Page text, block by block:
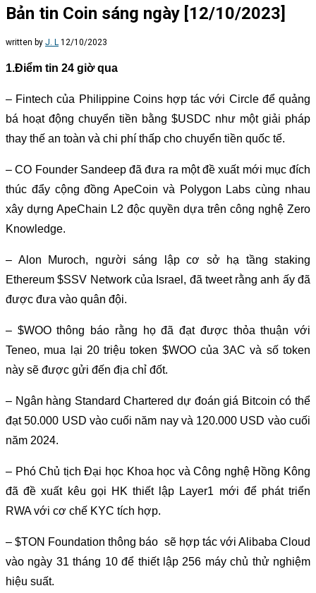
Bản tin Coin sáng ngày [12/10/2023]
written by J. L 12/10/2023
1.Điểm tin 24 giờ qua
– Fintech của Philippine Coins hợp tác với Circle để quảng
bá hoạt động chuyển tiền bằng $USDC như một giải pháp
thay thế an toàn và chi phí thấp cho chuyển tiền quốc tế.
– CO Founder Sandeep đã đưa ra một đề xuất mới mục đích
thúc đẩy cộng đồng ApeCoin và Polygon Labs cùng nhau
xây dựng ApeChain L2 độc quyền dựa trên công nghệ Zero
Knowledge.
– Alon Muroch, người sáng lập cơ sở hạ tầng staking
Ethereum $SSV Network của Israel, đã tweet rằng anh ấy đã
được đưa vào quân đội.
– $WOO thông báo rằng họ đã đạt được thỏa thuận với
Teneo, mua lại 20 triệu token $WOO của 3AC và số token
này sẽ được gửi đến địa chỉ đốt.
– Ngân hàng Standard Chartered dự đoán giá Bitcoin có thể
đạt 50.000 USD vào cuối năm nay và 120.000 USD vào cuối
năm 2024.
– Phó Chủ tịch Đại học Khoa học và Công nghệ Hồng Kông
đã đề xuất kêu gọi HK thiết lập Layer1 mới để phát triển
RWA với cơ chế KYC tích hợp.
– $TON Foundation thông báo sẽ hợp tác với Alibaba Cloud
vào ngày 31 tháng 10 để thiết lập 256 máy chủ thử nghiệm
hiệu suất.